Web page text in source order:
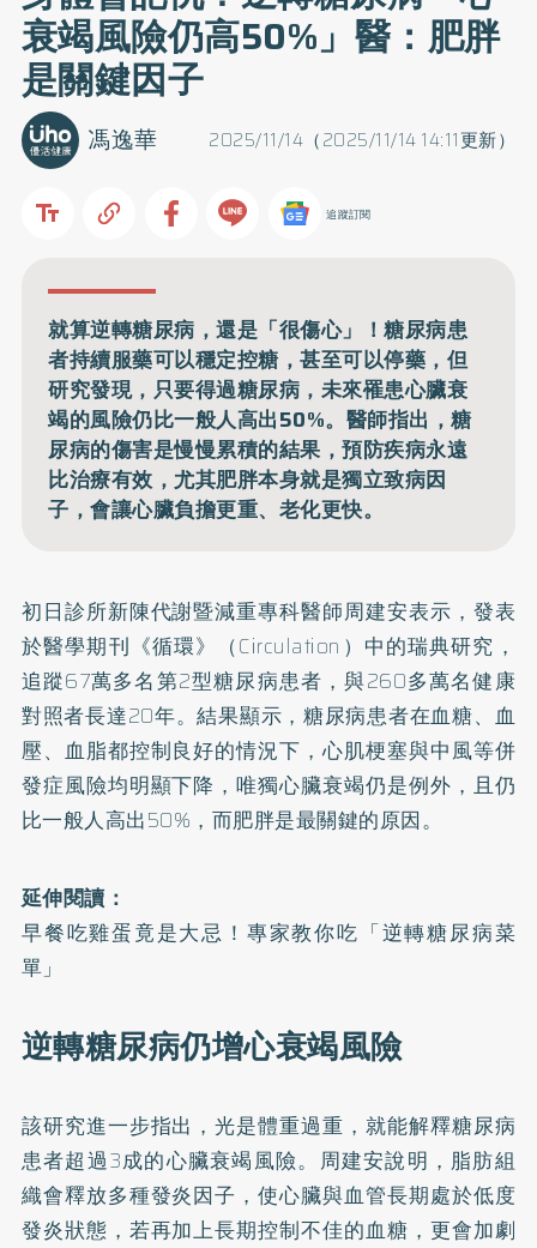
衰竭風險仍高50%」醫：肥胖
是關鍵因子
2025/11/14（2025/11/14 14:11更新）
馮逸華
追蹤訂閱
就算逆轉糖尿病，還是「很傷心」！糖尿病患
者持續服藥可以穩定控糖，甚至可以停藥，但
研究發現，只要得過糖尿病，未來罹患心臟衰
竭的風險仍比一般人高出50%。醫師指出，糖
尿病的傷害是慢慢累積的結果，預防疾病永遠
比治療有效，尤其肥胖本身就是獨立致病因
子，會讓心臟負擔更重、老化更快。
初日診所新陳代謝暨減重專科醫師周建安表示，發表
於醫學期刊《循環》（Circulation）中的瑞典研究 ，
追蹤67萬多名第2型糖尿病患者，與260多萬名健康
對照者長達20年。結果顯示，糖尿病患者在血糖、血
壓、血脂都控制良好的情況下，心肌梗塞與中風等併
發症風險均明顯下降，唯獨心臟衰竭仍是例外，且仍
比一般人高出50%，而肥胖是最關鍵的原因。
延伸閱讀：
早餐吃雞蛋竟是大忌！專家教你吃「逆轉糖尿病菜
單」
逆轉糖尿病仍增心衰竭風險
該研究進一步指出，光是體重過重，就能解釋糖尿病
患者超過3成的心臟衰竭風險。周建安說明，脂肪組
織會釋放多種發炎因子，使心臟與血管長期處於低度
發炎狀態，若再加上長期控制不佳的血糖，更會加劇